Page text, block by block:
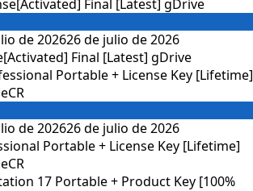
de 202626 de julio de 2026
Final [Latest] gDrive
de 202626 de julio de 2026
Portable + License Key [Lifetime]